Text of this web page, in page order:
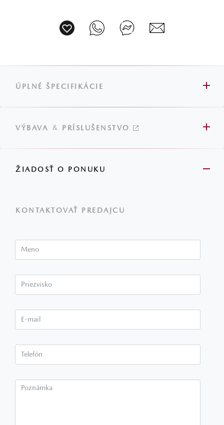
ÚPLNÉ ŠPECIFIKÁCIE
VÝBAVA & PRÍSLUŠENSTVO
ŽIADOSŤ O PONUKU
KONTAKTOVAŤ PREDAJCU